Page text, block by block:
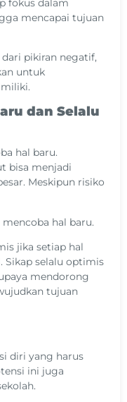
fokus dalam
mencapai tujuan
pikiran negatif,
untuk
dan Selalu
hal baru.
bisa menjadi
Meskipun risiko
hal baru.
jika setiap hal
Sikap selalu optimis
mendorong
tujuan
diri yang harus
ini juga